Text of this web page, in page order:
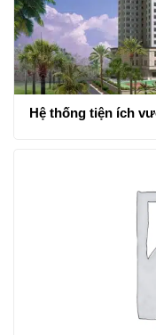
Hệ thống tiện ích